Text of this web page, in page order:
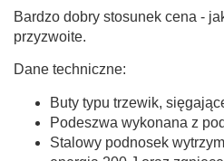
Bardzo dobry stosunek cena -
przyzwoite.
Dane techniczne:
Buty typu trzewik,
Podeszwa wykonana z
Stalowy podnosek